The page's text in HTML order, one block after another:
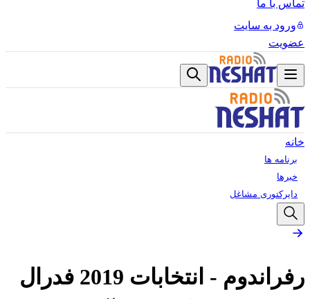
تماس با ما
ورود به سایت
عضویت
خانه
برنامه ها
خبرها
دایرکتوری مشاغل
رفراندوم - انتخابات 2019 فدرال